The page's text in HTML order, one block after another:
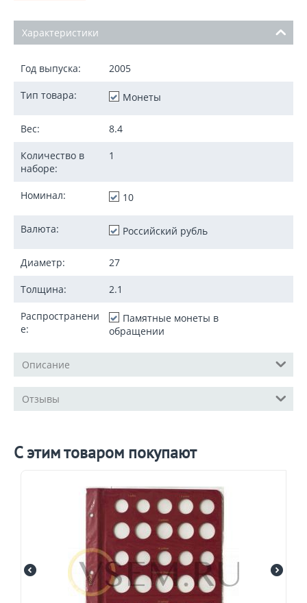
Характеристики
Год выпуска: 2005
Тип товара: Монеты
Вес: 8.4
Количество в
наборе:
1
Номинал: 10
Валюта: Российский рубль
Диаметр: 27
Толщина: 2.1
Распространени
е:
Памятные монеты в
обращении
Описание
Отзывы
С этим товаром покупают